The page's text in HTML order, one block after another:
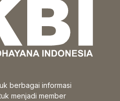
berbagai informasi
menjadi member